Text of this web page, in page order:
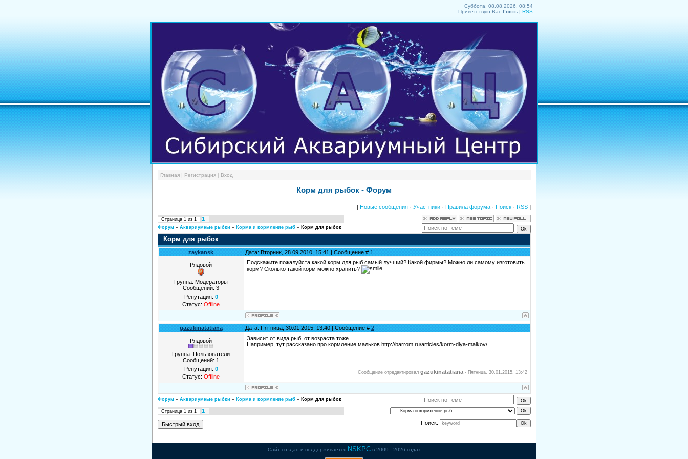
Суббота, 08.08.2026, 08:54
Приветствую Вас Гость |RSS
Главная| Регистрация| Вход
Корм для рыбок - Форум
[ Новые сообщения· Участники· Правила форума· Поиск· RSS]
Страница 1из 1 1
Форум » Аквариумные рыбки » Корма и кормление рыб » Корм для рыбок
Корм для рыбок
zaykansk Дата: Вторник, 28.09.2010, 15:41 | Сообщение #1
Рядовой
Группа: Модераторы
Сообщений: 3
Репутация: 0
Статус: Offline
Подскажите пожалуйста какой корм для рыб самый лучший? Какой фирмы? Можно ли самому изготовить
корм? Сколько такой корм можно хранить?
gazukinatatiana Дата: Пятница, 30.01.2015, 13:40 | Сообщение #2
Рядовой
Группа: Пользователи
Сообщений: 1
Репутация: 0
Статус: Offline
Зависит от вида рыб, от возраста тоже.
Например, тут рассказано про кормление мальков http://barrom.ru/articles/korm-dlya-malkov/
Сообщение отредактировал gazukinatatiana- Пятница, 30.01.2015, 13:42
Форум » Аквариумные рыбки » Корма и кормление рыб » Корм для рыбок
Страница 1из 1
1
Поиск:
Сайт создан и поддерживается NSKPCв 2009 - 2026 годах